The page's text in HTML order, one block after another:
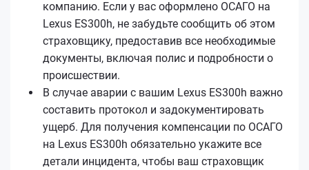
компанию. Если у вас оформлено ОСАГО на
Lexus ES300h, не забудьте сообщить об этом
страховщику, предоставив все необходимые
документы, включая полис и подробности о
происшествии.
В случае аварии с вашим Lexus ES300h важно
составить протокол и задокументировать
ущерб. Для получения компенсации по ОСАГО
на Lexus ES300h обязательно укажите все
детали инцидента, чтобы ваш страховщик